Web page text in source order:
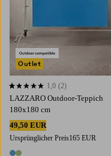
LAZZARO Outdoor-Teppich
180x180 cm
49,50 EUR
Ursprünglicher Preis165 EUR
1,0 basierend auf 2 Bewertungen
1,0 (2)
Outlet